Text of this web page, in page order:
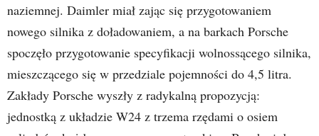
naziemnej. Daimler miał zając się przygotowaniem
nowego silnika z doładowaniem, a na barkach Porsche
spoczęło przygotowanie specyfikacji wolnossącego silnika,
mieszczącego się w przedziale pojemności do 4,5 litra.
Zakłady Porsche wyszły z radykalną propozycją:
jednostką z układzie W24 z trzema rzędami o osiem